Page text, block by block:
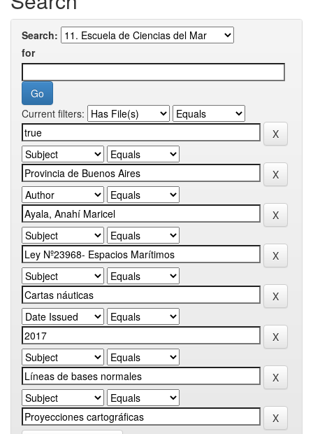
Search:
for
Current filters: